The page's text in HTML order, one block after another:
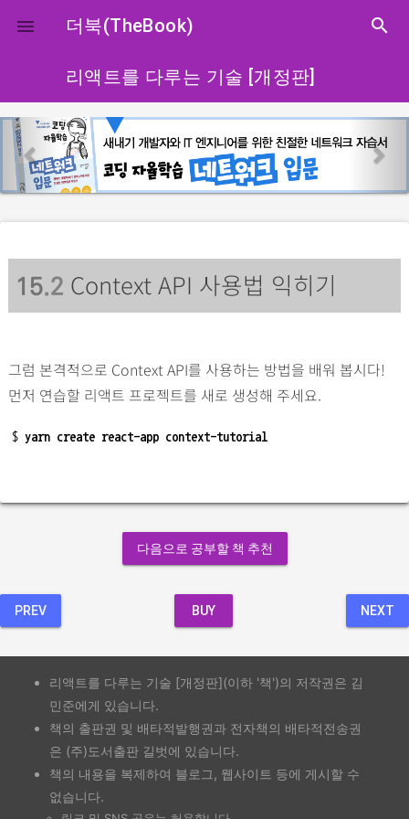
close
 더북(TheBook) search
리액트를 다루는 기술 [개정판]
p
r
e
o
u
s
e
15.2 Context API 사용법 익히기
그럼 본격적으로 Context API를 사용하는 방법을 배워 봅시다!
먼저 연습할 리액트 프로젝트를 새로 생성해 주세요.
$ yarn create react-app context-tutorial
다음으로 공부할 책 추천
PREV BUY NEXT
리액트를 다루는 기술 [개정판](이하 '책')의 저작권은 김
민준에게 있습니다.
책의 출판권 및 배타적발행권과 전자책의 배타적전송권
은 (주)도서출판 길벗에 있습니다.
책의 내용을 복제하여 블로그, 웹사이트 등에 게시할 수
없습니다.